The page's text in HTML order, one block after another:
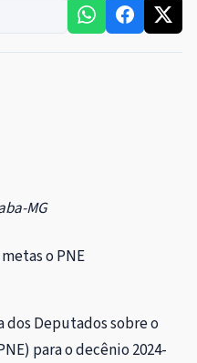
MG
o PNE
dos Deputados sobre o
para o decênio 2024-